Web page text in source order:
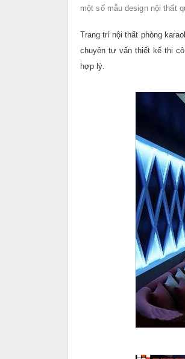
một số mẫu design nội thất
Trang trí nội thất phòng
chuyên tư vấn thiết kế thi
hợp lý.